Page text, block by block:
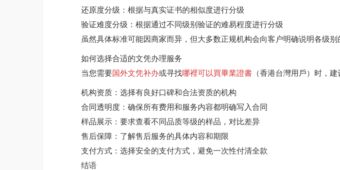
还原度分级：根据与真实证书的相似度进行分级
验证难度分级：根据通过不同级别验证的难易程度进行分级
虽然具体标准可能因商家而异，但大多数正规机构会向客户明确说明各级
如何选择合适的文凭办理服务
当您需要国外文凭补办或寻找哪裡可以買畢業證書 （香港台灣用戶）时，
机构资质：选择有良好口碑和合法资质的机构
合同透明度：确保所有费用和服务内容都明确写入合同
样品展示：要求查看不同品质等级的样品，对比差异
售后保障：了解售后服务的具体内容和期限
支付方式：选择安全的支付方式，避免一次性付清全款
结语